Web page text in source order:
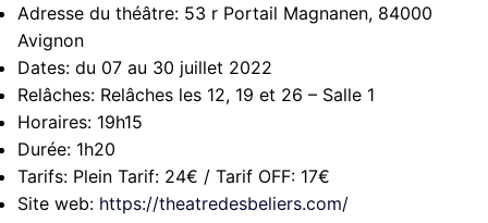
Adresse du théâtre: 53 r Portail Magnanen, 84000
Avignon
Dates: du 07 au 30 juillet 2022
Relâches: Relâches les 12, 19 et 26 – Salle 1
Horaires: 19h15
Durée: 1h20
Tarifs: Plein Tarif: 24€ / Tarif OFF: 17€
Site web: https://theatredesbeliers.com/